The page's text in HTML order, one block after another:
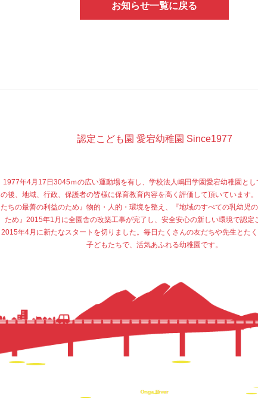
お知らせ一覧に戻る
認定こども園 愛宕幼稚園 Since1977
1977年4月17日3045ｍの広い運動場を有し、学校法人嶋田学園愛宕幼稚園とし
の後、地域、行政、保護者の皆様に保育教育内容を高く評価して頂いています
たちの最善の利益のため』物的・人的・環境を整え、『地域のすべての乳幼児
ため』2015年1月に全園舎の改築工事が完了し、安全安心の新しい環境で認定
2015年4月に新たなスタートを切りました。毎日たくさんの友だちや先生とた
子どもたちで、活気あふれる幼稚園です。